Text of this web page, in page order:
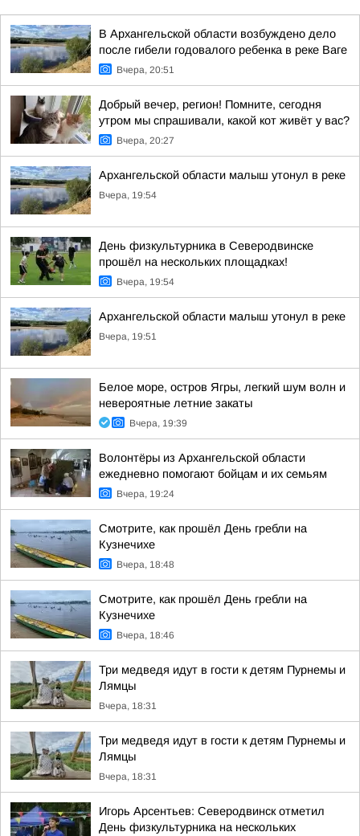
В Архангельской области возбуждено дело
после гибели годовалого ребенка в реке Ваге
Вчера, 20:51
Добрый вечер, регион! Помните, сегодня
утром мы спрашивали, какой кот живёт у вас?
Вчера, 20:27
Архангельской области малыш утонул в реке
Вчера, 19:54
День физкультурника в Северодвинске
прошёл на нескольких площадках!
Вчера, 19:54
Архангельской области малыш утонул в реке
Вчера, 19:51
Белое море, остров Ягры, легкий шум волн и
невероятные летние закаты
Вчера, 19:39
Волонтёры из Архангельской области
ежедневно помогают бойцам и их семьям
Вчера, 19:24
Смотрите, как прошёл День гребли на
Кузнечихе
Вчера, 18:48
Смотрите, как прошёл День гребли на
Кузнечихе
Вчера, 18:46
Три медведя идут в гости к детям Пурнемы и
Лямцы
Вчера, 18:31
Три медведя идут в гости к детям Пурнемы и
Лямцы
Вчера, 18:31
Игорь Арсентьев: Северодвинск отметил
День физкультурника на нескольких